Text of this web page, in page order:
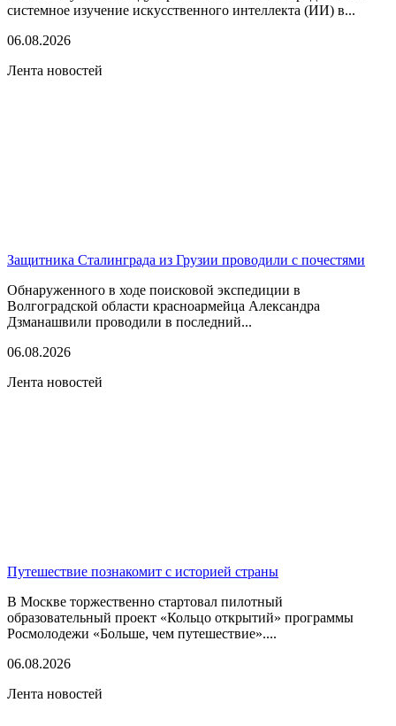
системное изучение искусственного интеллекта (ИИ) в...
06.08.2026
Лента новостей
Защитника Сталинграда из Грузии проводили с почестями
Обнаруженного в ходе поисковой экспедиции в
Волгоградской области красноармейца Александра
Дзманашвили проводили в последний...
06.08.2026
Лента новостей
Путешествие познакомит с историей страны
В Москве торжественно стартовал пилотный
образовательный проект «Кольцо открытий» программы
Росмолодежи «Больше, чем путешествие»....
06.08.2026
Лента новостей